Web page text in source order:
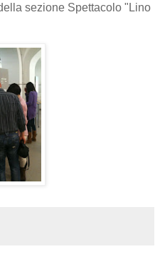
sezione Spettacolo "Lino